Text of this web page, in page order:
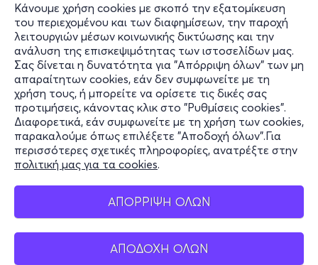
Κάνουμε χρήση cookies με σκοπό την εξατομίκευση
του περιεχομένου και των διαφημίσεων, την παροχή
λειτουργιών μέσων κοινωνικής δικτύωσης και την
ανάλυση της επισκεψιμότητας των ιστοσελίδων μας.
Σας δίνεται η δυνατότητα για "Απόρριψη όλων" των μη
απαραίτητων cookies, εάν δεν συμφωνείτε με τη
χρήση τους, ή μπορείτε να ορίσετε τις δικές σας
προτιμήσεις, κάνοντας κλικ στο "Ρυθμίσεις cookies".
Διαφορετικά, εάν συμφωνείτε με τη χρήση των cookies,
παρακαλούμε όπως επιλέξετε "Αποδοχή όλων".Για
περισσότερες σχετικές πληροφορίες, ανατρέξτε στην
πολιτική μας για τα cookies.
ΑΠΟΡΡΙΨΗ ΟΛΩΝ
ΑΠΟΔΟΧΗ ΟΛΩΝ
Πληροφορίες
Υποστήριξη
Stay Connected
Mobile app